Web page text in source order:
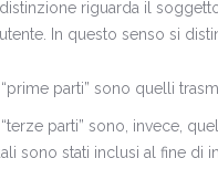
distinzione riguarda il
In questo senso si
parti” sono quelli
parti” sono, invece,
sono stati inclusi al fine di